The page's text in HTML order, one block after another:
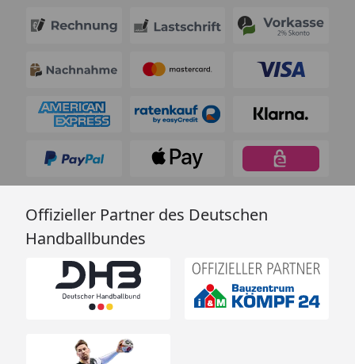
Offizieller Partner des Deutschen
Handballbundes